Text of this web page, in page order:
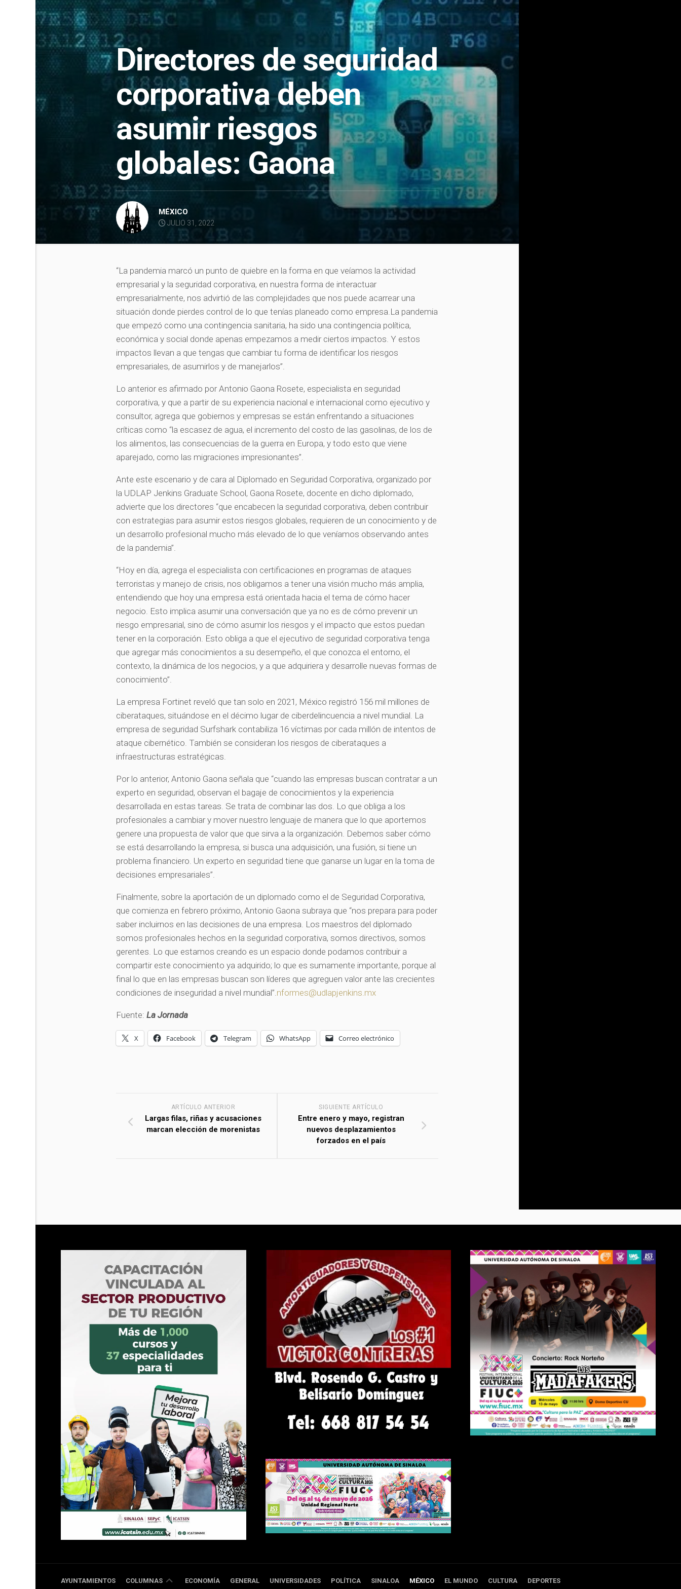
Directores de seguridad
corporativa deben
asumir riesgos
globales: Gaona
MÉXICO
JULIO 31, 2022
“La pandemia marcó un punto de quiebre en la forma en que veíamos la actividad
empresarial y la seguridad corporativa, en nuestra forma de interactuar
empresarialmente, nos advirtió de las complejidades que nos puede acarrear una
situación donde pierdes control de lo que tenías planeado como empresa.La pandemia
que empezó como una contingencia sanitaria, ha sido una contingencia política,
económica y social donde apenas empezamos a medir ciertos impactos. Y estos
impactos llevan a que tengas que cambiar tu forma de identificar los riesgos
empresariales, de asumirlos y de manejarlos”.
Lo anterior es afirmado por Antonio Gaona Rosete, especialista en seguridad
corporativa, y que a partir de su experiencia nacional e internacional como ejecutivo y
consultor, agrega que gobiernos y empresas se están enfrentando a situaciones
críticas como “la escasez de agua, el incremento del costo de las gasolinas, de los de
los alimentos, las consecuencias de la guerra en Europa, y todo esto que viene
aparejado, como las migraciones impresionantes”.
Ante este escenario y de cara al Diplomado en Seguridad Corporativa, organizado por
la UDLAP Jenkins Graduate School, Gaona Rosete, docente en dicho diplomado,
advierte que los directores “que encabecen la seguridad corporativa, deben contribuir
con estrategias para asumir estos riesgos globales, requieren de un conocimiento y de
un desarrollo profesional mucho más elevado de lo que veníamos observando antes
de la pandemia”.
“Hoy en día, agrega el especialista con certificaciones en programas de ataques
terroristas y manejo de crisis, nos obligamos a tener una visión mucho más amplia,
entendiendo que hoy una empresa está orientada hacia el tema de cómo hacer
negocio. Esto implica asumir una conversación que ya no es de cómo prevenir un
riesgo empresarial, sino de cómo asumir los riesgos y el impacto que estos puedan
tener en la corporación. Esto obliga a que el ejecutivo de seguridad corporativa tenga
que agregar más conocimientos a su desempeño, el que conozca el entorno, el
contexto, la dinámica de los negocios, y a que adquiriera y desarrolle nuevas formas de
conocimiento”.
La empresa Fortinet reveló que tan solo en 2021, México registró 156 mil millones de
ciberataques, situándose en el décimo lugar de ciberdelincuencia a nivel mundial. La
empresa de seguridad Surfshark contabiliza 16 víctimas por cada millón de intentos de
ataque cibernético. También se consideran los riesgos de ciberataques a
infraestructuras estratégicas.
Por lo anterior, Antonio Gaona señala que “cuando las empresas buscan contratar a un
experto en seguridad, observan el bagaje de conocimientos y la experiencia
desarrollada en estas tareas. Se trata de combinar las dos. Lo que obliga a los
profesionales a cambiar y mover nuestro lenguaje de manera que lo que aportemos
genere una propuesta de valor que que sirva a la organización. Debemos saber cómo
se está desarrollando la empresa, si busca una adquisición, una fusión, si tiene un
problema financiero. Un experto en seguridad tiene que ganarse un lugar en la toma de
decisiones empresariales”.
Finalmente, sobre la aportación de un diplomado como el de Seguridad Corporativa,
que comienza en febrero próximo, Antonio Gaona subraya que “nos prepara para poder
saber incluirnos en las decisiones de una empresa. Los maestros del diplomado
somos profesionales hechos en la seguridad corporativa, somos directivos, somos
gerentes. Lo que estamos creando es un espacio donde podamos contribuir a
compartir este conocimiento ya adquirido; lo que es sumamente importante, porque al
final lo que en las empresas buscan son líderes que agreguen valor ante las crecientes
condiciones de inseguridad a nivel mundial”.nformes@udlapjenkins.mx
Fuente:La Jornada
X Facebook Telegram WhatsApp Correo electrónico
SIGUIENTE ARTÍCULO
Entre enero y mayo, registran
nuevos desplazamientos
forzados en el país
ARTÍCULO ANTERIOR
Largas filas, riñas y acusaciones
marcan elección de morenistas
AYUNTAMIENTOS COLUMNAS
RR
ECONOMÍA GENERAL UNIVERSIDADES POLÍTICA SINALOA MÉXICO EL MUNDO CULTURA DEPORTES